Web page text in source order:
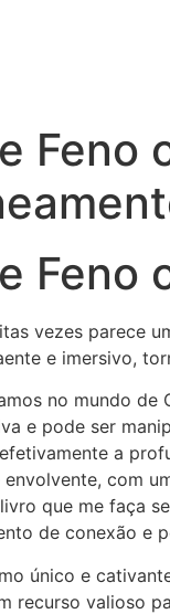
Feno
Feno
vezes parece
e imersivo,
no mundo de
e pode ser
a
com
que me faça
de conexão e
único e
recurso valioso